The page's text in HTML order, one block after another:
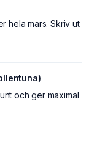
hela mars. Skriv ut
och ger maximal